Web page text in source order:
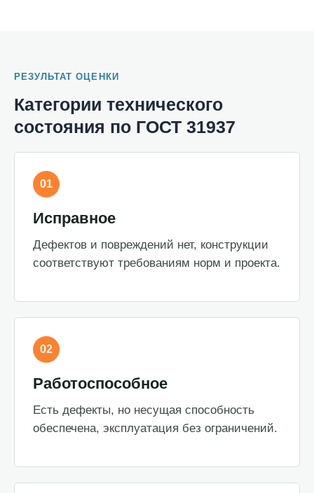
РЕЗУЛЬТАТ ОЦЕНКИ
Категории технического
состояния по ГОСТ 31937
01
Исправное
Дефектов и повреждений нет, конструкции
соответствуют требованиям норм и проекта.
02
Работоспособное
Есть дефекты, но несущая способность
обеспечена, эксплуатация без ограничений.